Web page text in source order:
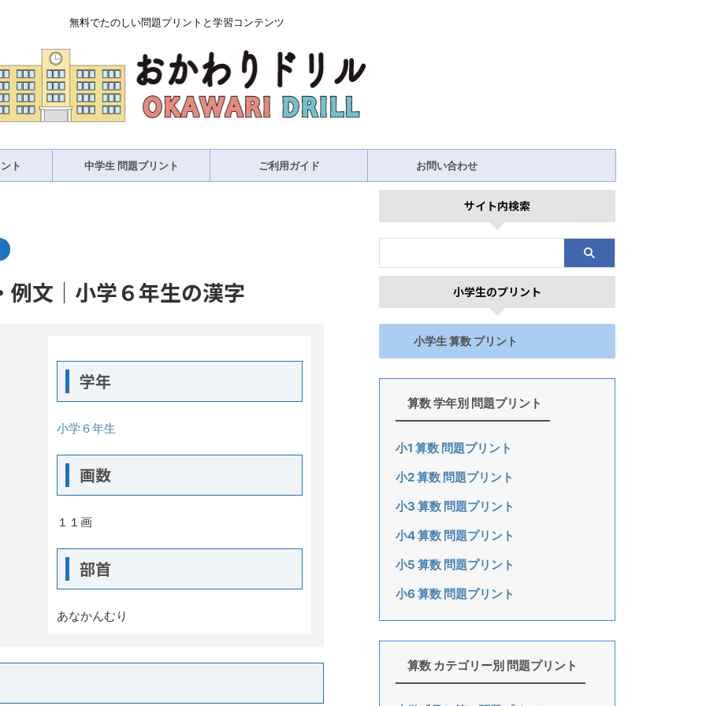
無料でたのしい問題プリントと学習コンテンツ
ト 中学生 問題プリント ご利用ガイド お問い合わせ
文｜小学６年生の漢字
学年
小学６年生
画数
１１画
部首
あなかんむり
サイト内検索
小学生のプリント
小学生 算数 プリント
算数 学年別 問題プリント
小1 算数 問題プリント
小2 算数 問題プリント
小3 算数 問題プリント
小4 算数 問題プリント
小5 算数 問題プリント
小6 算数 問題プリント
算数 カテゴリー別 問題プリント